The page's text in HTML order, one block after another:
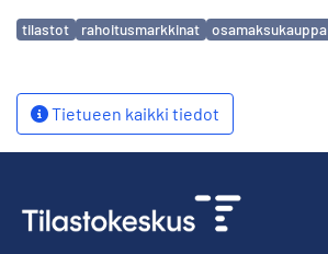
Avainsanat
tilastot rahoitusmarkkinat osamaksukauppa
Tietueen kaikki tiedot